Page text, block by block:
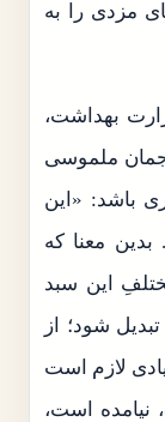
مزدی را به
بهداشت،
ملموسی
باشد: «این
معنا که
این سبد
شود؛ از
لازم است
نیامده است،